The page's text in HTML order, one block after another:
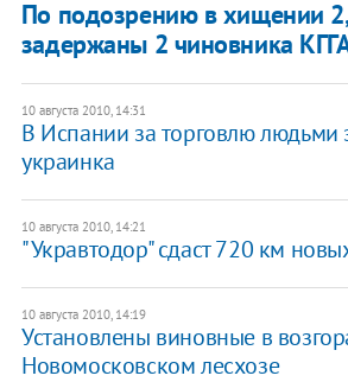
По подозрению в хищении
задержаны 2 чиновника
10 августа 2010, 14:31
В Испании за торговлю людьми
украинка
10 августа 2010, 14:21
"Укравтодор" сдаст 720 км
10 августа 2010, 14:19
Установлены виновные в
Новомосковском лесхозе